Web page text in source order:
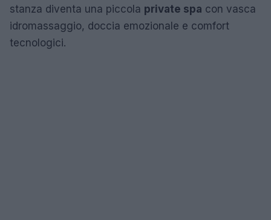
stanza diventa una piccola private spa con vasca
idromassaggio, doccia emozionale e comfort
tecnologici.